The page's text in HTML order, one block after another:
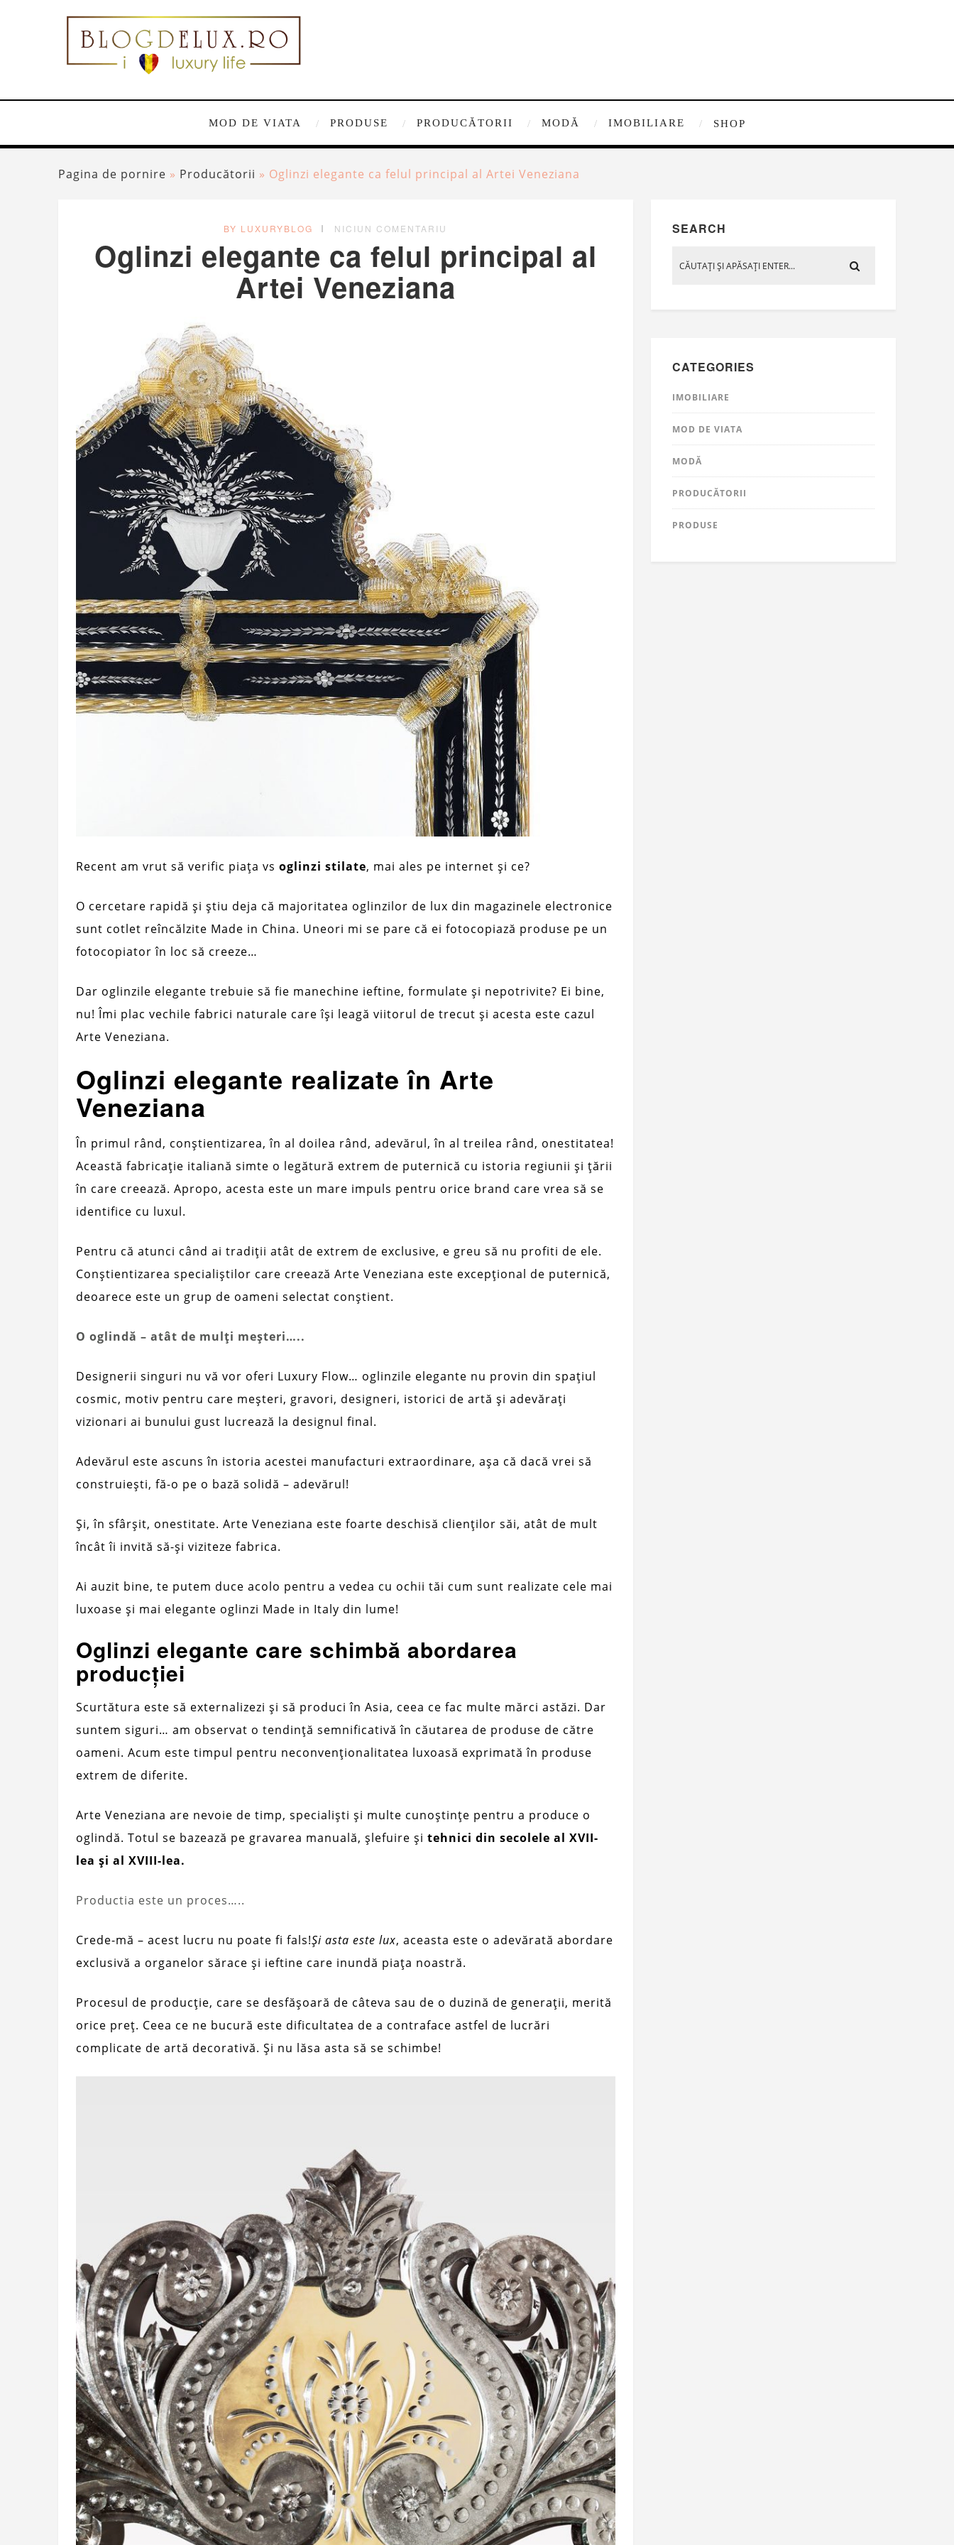
MOD DE VIATA PRODUSE PRODUCĂTORII MODĂ IMOBILIARE SHOP
Pagina de pornire » Producătorii » Oglinzi elegante ca felul principal al Artei Veneziana
BY LUXURYBLOG NICIUN COMENTARIU
Oglinzi elegante ca felul principal al
Artei Veneziana
Recent am vrut să verific piața vs oglinzi stilate, mai ales pe internet și ce?
O cercetare rapidă și știu deja că majoritatea oglinzilor de lux din magazinele electronice
sunt cotlet reîncălzite Made in China. Uneori mi se pare că ei fotocopiază produse pe un
fotocopiator în loc să creeze…
Dar oglinzile elegante trebuie să fie manechine ieftine, formulate și nepotrivite? Ei bine,
nu! Îmi plac vechile fabrici naturale care își leagă viitorul de trecut și acesta este cazul
Arte Veneziana.
Oglinzi elegante realizate în Arte
Veneziana
În primul rând, conștientizarea, în al doilea rând, adevărul, în al treilea rând, onestitatea!
Această fabricație italiană simte o legătură extrem de puternică cu istoria regiunii și țării
în care creează. Apropo, acesta este un mare impuls pentru orice brand care vrea să se
identifice cu luxul.
Pentru că atunci când ai tradiții atât de extrem de exclusive, e greu să nu profiti de ele.
Conștientizarea specialiștilor care creează Arte Veneziana este excepțional de puternică,
deoarece este un grup de oameni selectat conștient.
O oglindă – atât de mulți meșteri…..
Designerii singuri nu vă vor oferi Luxury Flow… oglinzile elegante nu provin din spațiul
cosmic, motiv pentru care meșteri, gravori, designeri, istorici de artă și adevărați
vizionari ai bunului gust lucrează la designul final.
Adevărul este ascuns în istoria acestei manufacturi extraordinare, așa că dacă vrei să
construiești, fă-o pe o bază solidă – adevărul!
Și, în sfârșit, onestitate. Arte Veneziana este foarte deschisă clienților săi, atât de mult
încât îi invită să-și viziteze fabrica.
Ai auzit bine, te putem duce acolo pentru a vedea cu ochii tăi cum sunt realizate cele mai
luxoase și mai elegante oglinzi Made in Italy din lume!
Oglinzi elegante care schimbă abordarea
producției
Scurtătura este să externalizezi și să produci în Asia, ceea ce fac multe mărci astăzi. Dar
suntem siguri… am observat o tendință semnificativă în căutarea de produse de către
oameni. Acum este timpul pentru neconvenționalitatea luxoasă exprimată în produse
extrem de diferite.
Arte Veneziana are nevoie de timp, specialiști și multe cunoștințe pentru a produce o
oglindă. Totul se bazează pe gravarea manuală, șlefuire și tehnici din secolele al XVII-
lea și al XVIII-lea.
Productia este un proces…..
Crede-mă – acest lucru nu poate fi fals!Și asta este lux, aceasta este o adevărată abordare
exclusivă a organelor sărace și ieftine care inundă piața noastră.
Procesul de producție, care se desfășoară de câteva sau de o duzină de generații, merită
orice preț. Ceea ce ne bucură este dificultatea de a contraface astfel de lucrări
complicate de artă decorativă. Și nu lăsa asta să se schimbe!
SEARCH
CATEGORIES
IMOBILIARE
MOD DE VIATA
MODĂ
PRODUCĂTORII
PRODUSE